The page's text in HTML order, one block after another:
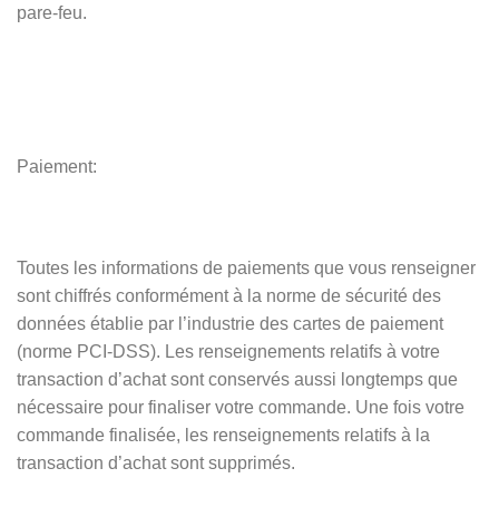
pare-feu.
Paiement:
Toutes les informations de paiements que vous renseigner
sont chiffrés conformément à la norme de sécurité des
données établie par l’industrie des cartes de paiement
(norme PCI-DSS). Les renseignements relatifs à votre
transaction d’achat sont conservés aussi longtemps que
nécessaire pour finaliser votre commande. Une fois votre
commande finalisée, les renseignements relatifs à la
transaction d’achat sont supprimés.